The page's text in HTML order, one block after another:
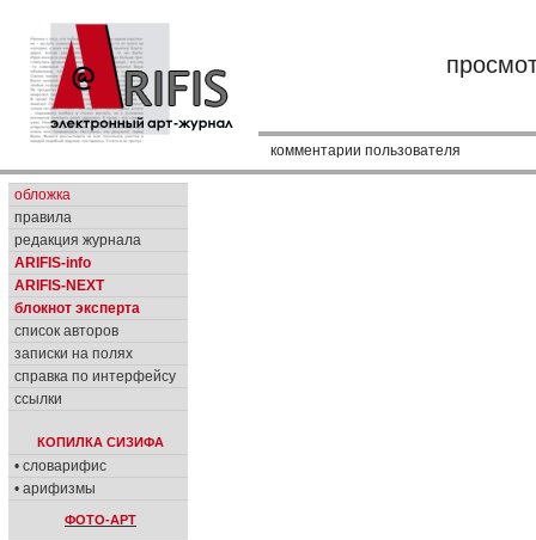
комментарии пользователя
обложка
правила
редакция журнала
ARIFIS-info
ARIFIS-NEXT
блокнот эксперта
список авторов
записки на полях
справка по интерфейсу
ссылки
КОПИЛКА СИЗИФА
• словарифис
• арифизмы
ФОТО-АРТ